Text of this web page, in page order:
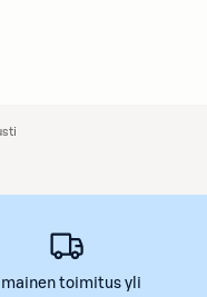
Ilmainen toimitus yli